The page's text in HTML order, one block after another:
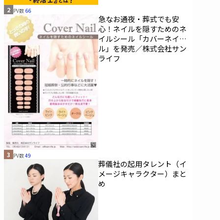
2 PV数 66
急なお通夜・葬式でも安
心！ネイルを隠すためのネ
イルシール「カバーネイ
ル」を発売／株式会社サン
ライフ
3 PV数49
葬儀社の起用タレント（イ
メージキャラクター）まと
め